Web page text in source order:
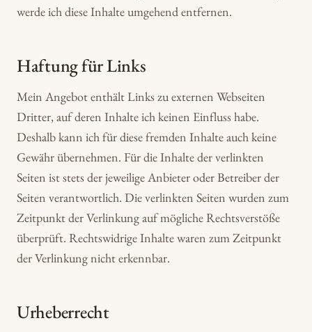
werde ich diese Inhalte umgehend entfernen.
Haftung für Links
Mein Angebot enthält Links zu externen Webseiten
Dritter, auf deren Inhalte ich keinen Einfluss habe.
Deshalb kann ich für diese fremden Inhalte auch keine
Gewähr übernehmen. Für die Inhalte der verlinkten
Seiten ist stets der jeweilige Anbieter oder Betreiber der
Seiten verantwortlich. Die verlinkten Seiten wurden zum
Zeitpunkt der Verlinkung auf mögliche Rechtsverstöße
überprüft. Rechtswidrige Inhalte waren zum Zeitpunkt
der Verlinkung nicht erkennbar.
Urheberrecht